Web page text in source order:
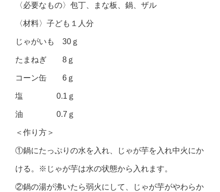
〈必要なもの〉包丁、まな板、鍋、ザル
〈材料〉子ども１人分
じゃがいも 30ｇ
たまねぎ 8ｇ
コーン缶 6ｇ
塩 0.1ｇ
油 0.7ｇ
＜作り方＞
①鍋にたっぷりの水を入れ、じゃが芋を入れ中火にか
ける。※じゃが芋は水の状態から入れます。
②鍋の湯が沸いたら弱火にして、じゃが芋がやわらか